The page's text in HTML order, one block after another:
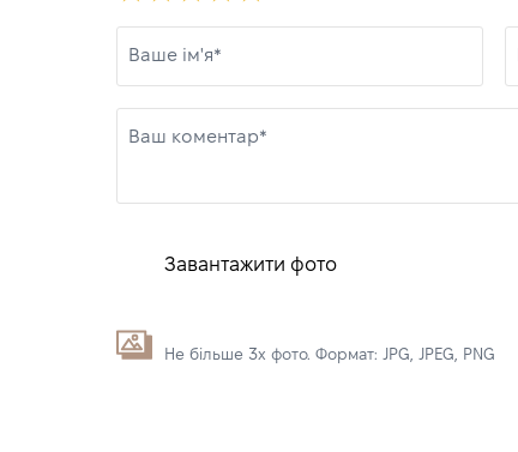
Ваше ім'я*
Ваш коментар*
Завантажити фото
Не більше 3х фото. Формат: JPG, JPEG, PNG